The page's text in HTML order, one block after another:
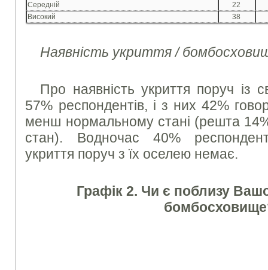
Середній
22
Високий
38
Наявність укриття /
Про наявність укриття поруч із
57% респондентів, і з них 42%
менш нормальному стані (решта
стан). Водночас 40%
укриття поруч з їх оселею немає.
Графік 2. Чи є поблизу